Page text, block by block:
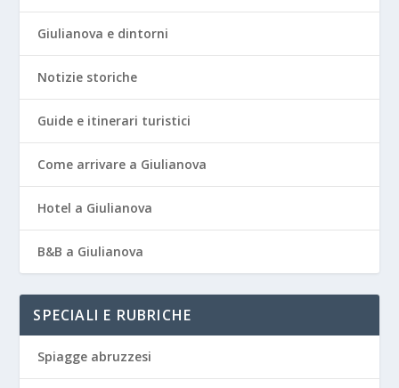
Giulianova e dintorni
Notizie storiche
Guide e itinerari turistici
Come arrivare a Giulianova
Hotel a Giulianova
B&B a Giulianova
SPECIALI E RUBRICHE
Spiagge abruzzesi